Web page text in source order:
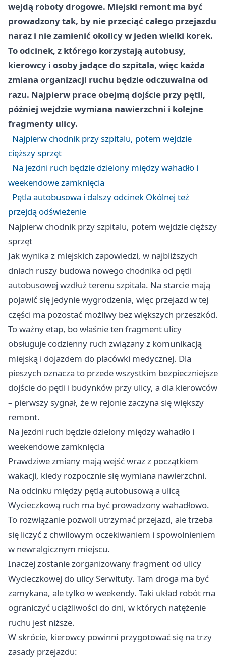
wejdą roboty drogowe. Miejski remont ma być
prowadzony tak, by nie przeciąć całego przejazdu
naraz i nie zamienić okolicy w jeden wielki korek.
To odcinek, z którego korzystają autobusy,
kierowcy i osoby jadące do szpitala, więc każda
zmiana organizacji ruchu będzie odczuwalna od
razu. Najpierw prace obejmą dojście przy pętli,
później wejdzie wymiana nawierzchni i kolejne
fragmenty ulicy.
Najpierw chodnik przy szpitalu, potem wejdzie
cięższy sprzęt
Na jezdni ruch będzie dzielony między wahadło i
weekendowe zamknięcia
Pętla autobusowa i dalszy odcinek Okólnej też
przejdą odświeżenie
Najpierw chodnik przy szpitalu, potem wejdzie cięższy
sprzęt
Jak wynika z miejskich zapowiedzi, w najbliższych
dniach ruszy budowa nowego chodnika od pętli
autobusowej wzdłuż terenu szpitala. Na starcie mają
pojawić się jedynie wygrodzenia, więc przejazd w tej
części ma pozostać możliwy bez większych przeszkód.
To ważny etap, bo właśnie ten fragment ulicy
obsługuje codzienny ruch związany z komunikacją
miejską i dojazdem do placówki medycznej. Dla
pieszych oznacza to przede wszystkim bezpieczniejsze
dojście do pętli i budynków przy ulicy, a dla kierowców
– pierwszy sygnał, że w rejonie zaczyna się większy
remont.
Na jezdni ruch będzie dzielony między wahadło i
weekendowe zamknięcia
Prawdziwe zmiany mają wejść wraz z początkiem
wakacji, kiedy rozpocznie się wymiana nawierzchni.
Na odcinku między pętlą autobusową a ulicą
Wycieczkową ruch ma być prowadzony wahadłowo.
To rozwiązanie pozwoli utrzymać przejazd, ale trzeba
się liczyć z chwilowym oczekiwaniem i spowolnieniem
w newralgicznym miejscu.
Inaczej zostanie zorganizowany fragment od ulicy
Wycieczkowej do ulicy Serwituty. Tam droga ma być
zamykana, ale tylko w weekendy. Taki układ robót ma
ograniczyć uciążliwości do dni, w których natężenie
ruchu jest niższe.
W skrócie, kierowcy powinni przygotować się na trzy
zasady przejazdu: